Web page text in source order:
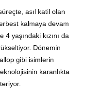
asıl katil olan
kalmaya devam
yaşındaki kızını da
Dönemin
gibi isimlerin
karanlıkta